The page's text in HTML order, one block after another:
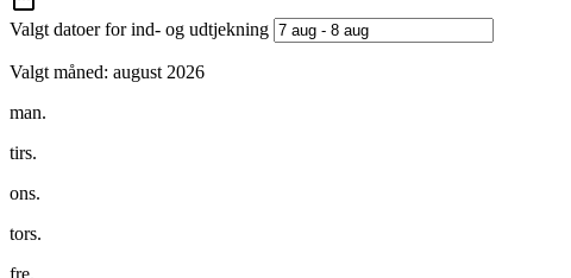
Valgt datoer for ind- og udtjekning
Valgt måned: august 2026
man.
tirs.
ons.
tors.
fre.